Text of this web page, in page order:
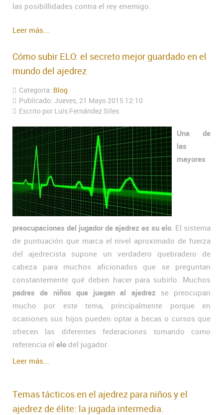
las posibillidades contra el rey enemigo.
Leer más...
Cómo subir ELO: el secreto mejor guardado en el
mundo del ajedrez
Categoría: Blog
Publicado: Jueves, 21 Mayo 2015 12:10
Escrito por Luís Fernández Siles
Una de
las
mayores
preocupaciones del jugador de ajedrez es su elo . El sistema
de puntuación que marca el nivel aproximado de fuerza
del ajedrecista supone un verdadero quebradero de
cabeza para muchos aficionados que se preguntan
constantemente qué deben hacer para subirlo. Muchos
padres de niños que juegan al ajedrez se preocupan
mucho por este tema, principalmente porque en
ocasiones sus hijos pueden optar a becas o cursos que
ofrecen las diferentes federaciones tomando como
referencia el elo del jugador.
Leer más...
Temas tácticos en el ajedrez para niños y el
ajedrez de élite: la jugada intermedia.